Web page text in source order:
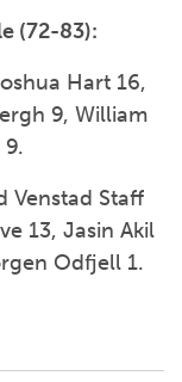
(72-83):
Hart 16,
9, William
9.
Venstad Staff
13, Jasin Akil
Odfjell 1.